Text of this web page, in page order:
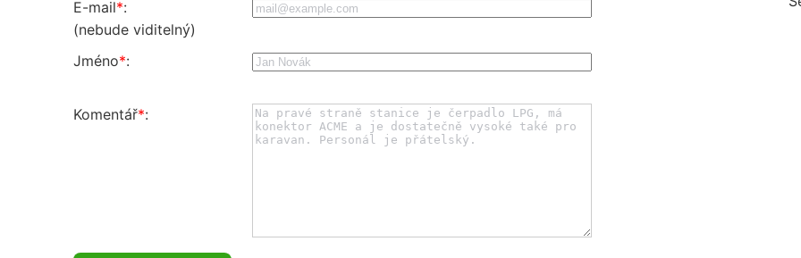
E-mail*:
(nebude viditelný)
Jméno*:
Komentář*: